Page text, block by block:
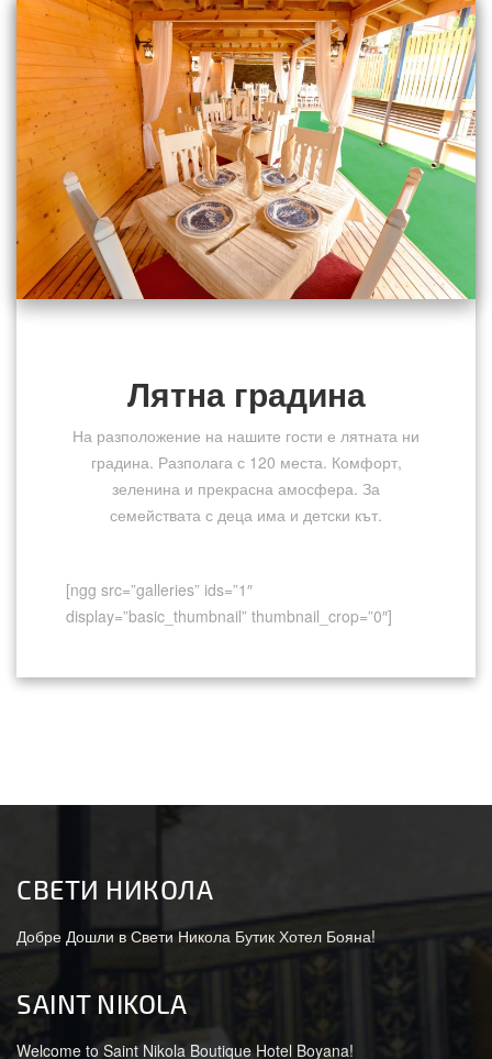
Лятна градина
На разположение на нашите гости е лятната ни
градина. Разполага с 120 места. Комфорт,
зеленина и прекрасна амосфера. За
семействата с деца има и детски кът.
[ngg src=”galleries” ids=”1″
display=”basic_thumbnail” thumbnail_crop=”0″]
СВEТИ НИКОЛА
Добре Дошли в Свети Никола Бутик Хотел Бояна!
SAINT NIKOLA
Welcome to Saint Nikola Boutique Hotel Boyana!